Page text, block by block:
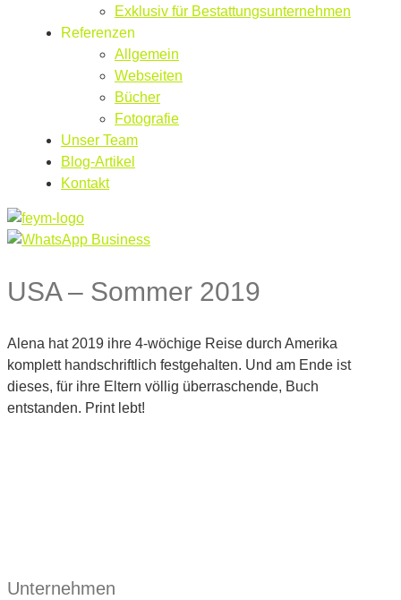
Exklusiv für Bestattungsunternehmen
Referenzen
Allgemein
Webseiten
Bücher
Fotografie
Unser Team
Blog-Artikel
Kontakt
USA – Sommer 2019
Alena hat 2019 ihre 4-wöchige Reise durch Amerika
komplett handschriftlich festgehalten. Und am Ende ist
dieses, für ihre Eltern völlig überraschende, Buch
entstanden. Print lebt!
Unternehmen